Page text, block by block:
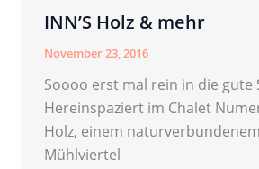
INN’S Holz & mehr
November 23, 2016
Soooo erst mal rein in die gute
Hereinspaziert im Chalet
Holz, einem
Mühlviertel